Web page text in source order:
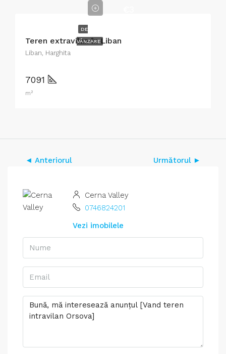
DE
VÂNZARE
Teren extravilan în Liban
Liban, Harghita
7091
m²
◄ Anteriorul Următorul ►
Cerna Valley
0746824201
Vezi imobilele